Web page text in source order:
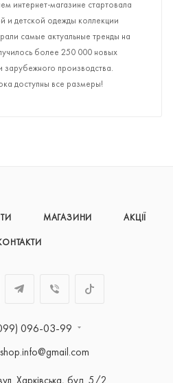
интернет-магазине стартовала
и детской одежды коллекции
самые актуальные тренды на
более 250 000 новых
зарубежного производства.
доступны все размеры!
МАГАЗИНИ АКЦІЇ
096-03-99